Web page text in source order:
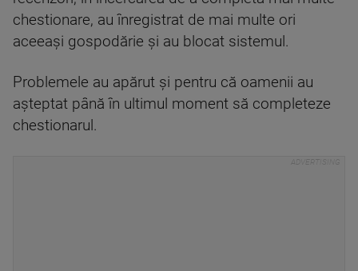
chestionare, au înregistrat de mai multe ori
aceeași gospodărie și au blocat sistemul.
Problemele au apărut şi pentru că oamenii au
așteptat până în ultimul moment să completeze
chestionarul.